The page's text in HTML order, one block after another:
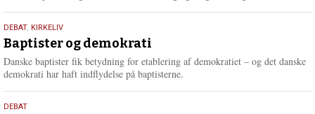
18.
maj
2026
DEBAT, KIRKELIV
Baptister og demokrati
Danske baptister fik betydning for etablering af demokratiet – og det danske
demokrati har haft indflydelse på baptisterne.
18.
DEBAT